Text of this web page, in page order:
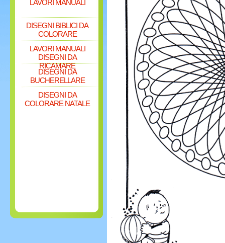
LAVORI MANUALI
DISEGNI BIBLICI DA
COLORARE
LAVORI MANUALI
DISEGNI DA
RICAMARE
DISEGNI DA
BUCHERELLARE
DISEGNI DA
COLORARE NATALE